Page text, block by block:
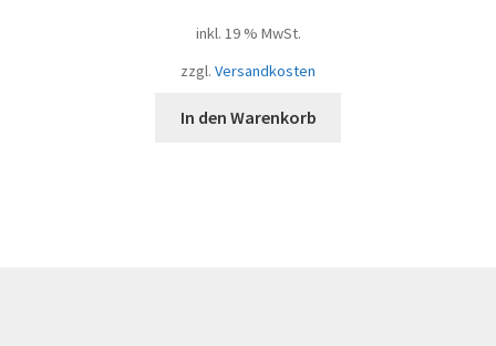
inkl. 19 % MwSt.
zzgl. Versandkosten
In den Warenkorb